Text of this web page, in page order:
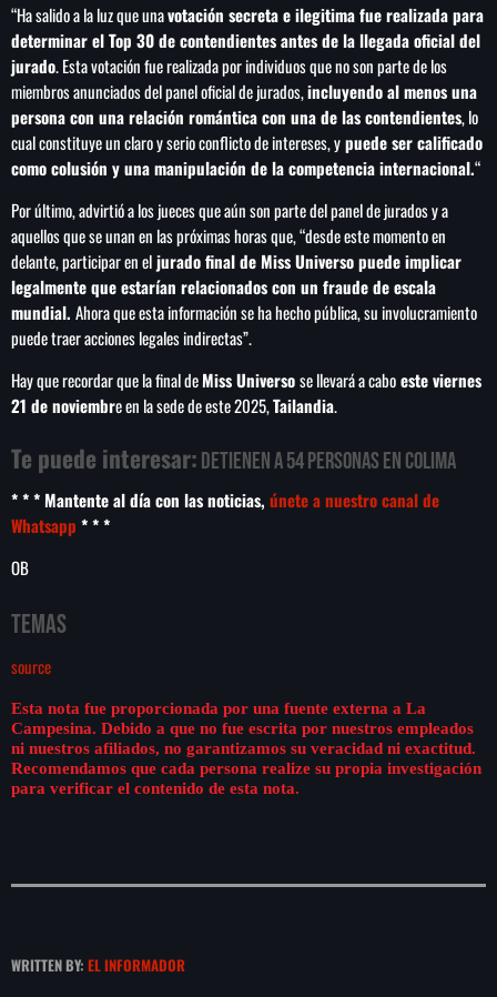
“Ha salido a la luz que unavotación secreta e ilegitima fue realizada para
determinar el Top 30 de contendientes antes de la llegada oficial del
jurado. Esta votación fue realizada por individuos que no son parte de los
miembros anunciados del panel oficial de jurados,incluyendo al menos una
persona con una relación romántica con una de las contendientes, lo
cual constituye un claro y serio conflicto de intereses, ypuede ser calificado
como colusión y una manipulación de la competencia internacional.“
Por último, advirtió a los jueces que aún son parte del panel de jurados y a
aquellos que se unan en las próximas horas que, “desde este momento en
delante, participar en eljurado final de Miss Universo puede implicar
legalmente que estarían relacionados con un fraude de escala
mundial. Ahora que esta información se ha hecho pública, su involucramiento
puede traer acciones legales indirectas”.
Hay que recordar que la final deMiss Universose llevará a caboeste viernes
21 de noviembre en la sede de este 2025,Tailandia.
Te puede interesar: Detienen a 54 personas en Colima
* * * Mantente al día con las noticias, únete a nuestro canal de
Whatsapp * * *
OB
Temas
source
Esta nota fue proporcionada por una fuente externa a La
Campesina. Debido a que no fue escrita por nuestros empleados
ni nuestros afiliados, no garantizamos su veracidad ni exactitud.
Recomendamos que cada persona realize su propia investigación
para verificar el contenido de esta nota.
WRITTEN BY: EL INFORMADOR